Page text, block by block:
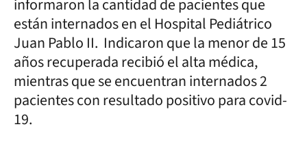
informaron la cantidad de pacientes que
están internados en el Hospital Pediátrico
Juan Pablo II. Indicaron que la menor de 15
años recuperada recibió el alta médica,
mientras que se encuentran internados 2
pacientes con resultado positivo para covid-
19.